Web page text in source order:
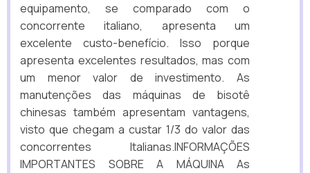
equipamento, se comparado com o
concorrente italiano, apresenta um
excelente custo-benefício. Isso porque
apresenta excelentes resultados, mas com
um menor valor de investimento. As
manutenções das máquinas de bisotê
chinesas também apresentam vantagens,
visto que chegam a custar 1/3 do valor das
concorrentes Italianas.INFORMAÇÕES
IMPORTANTES SOBRE A MÁQUINA As